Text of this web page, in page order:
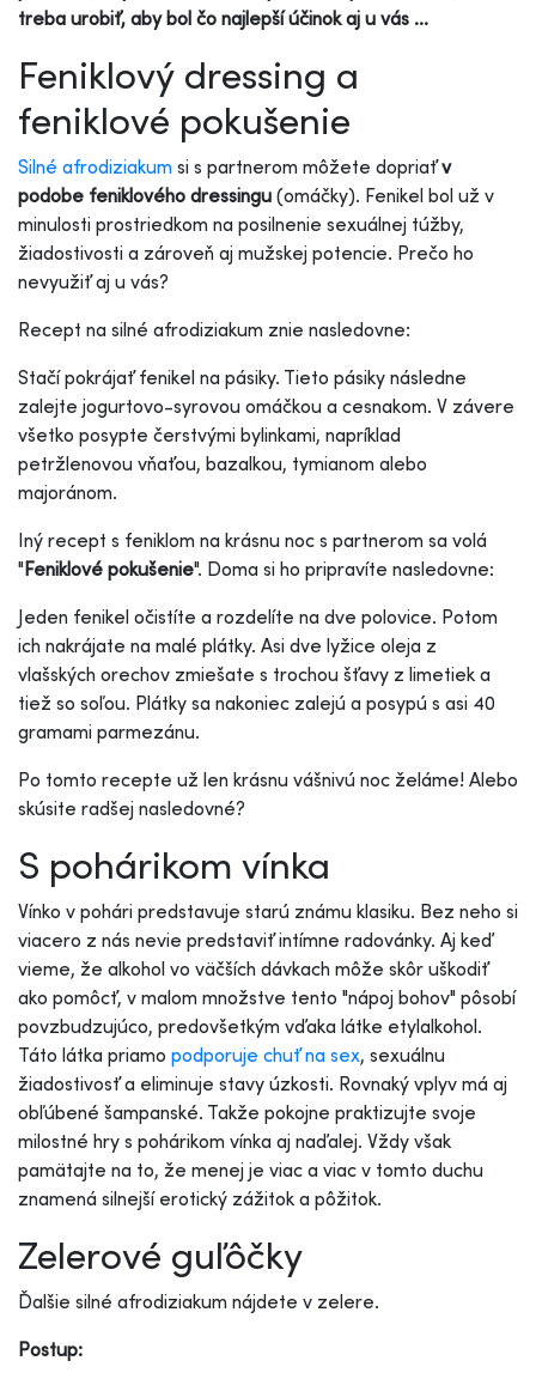
treba urobiť, aby bol čo najlepší účinok aj u vás ...
Feniklový dressing a
feniklové pokušenie
Silné afrodiziakum si s partnerom môžete dopriaťv
podobe feniklového dressingu (omáčky). Fenikel bol už v
minulosti prostriedkom na posilnenie sexuálnej túžby,
žiadostivosti a zároveň aj mužskej potencie. Prečo ho
nevyužiť aj u vás?
Recept na silné afrodiziakum znie nasledovne:
Stačí pokrájať fenikel na pásiky. Tieto pásiky následne
zalejte jogurtovo-syrovou omáčkou a cesnakom. V závere
všetko posypte čerstvými bylinkami, napríklad
petržlenovou vňaťou, bazalkou, tymianom alebo
majoránom.
Iný recept s feniklom na krásnu noc s partnerom sa volá
"Feniklové pokušenie". Doma si ho pripravíte nasledovne:
Jeden fenikel očistíte a rozdelíte na dve polovice. Potom
ich nakrájate na malé plátky. Asi dve lyžice oleja z
vlašských orechov zmiešate s trochou šťavy z limetiek a
tiež so soľou. Plátky sa nakoniec zalejú a posypú s asi 40
gramami parmezánu.
Po tomto recepte už len krásnu vášnivú noc želáme! Alebo
skúsite radšej nasledovné?
S pohárikom vínka
Vínko v pohári predstavuje starú známu klasiku. Bez neho si
viacero z nás nevie predstaviť intímne radovánky. Aj keď
vieme, že alkohol vo väčších dávkach môže skôr uškodiť
ako pomôcť, v malom množstve tento "nápoj bohov" pôsobí
povzbudzujúco, predovšetkým vďaka látke etylalkohol.
Táto látka priamo podporuje chuť na sex, sexuálnu
žiadostivosť a eliminuje stavy úzkosti. Rovnaký vplyv má aj
obľúbené šampanské. Takže pokojne praktizujte svoje
milostné hry s pohárikom vínka aj naďalej. Vždy však
pamätajte na to, že menej je viac a viac v tomto duchu
znamená silnejší erotický zážitok a pôžitok.
Zelerové guľôčky
Ďalšie silné afrodiziakum nájdete v zelere.
Postup: